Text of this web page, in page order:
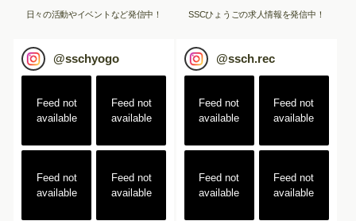
日々の活動やイベントなど発信中！
@sschyogo
Feed not
available
Feed not
available
Feed not
available
Feed not
available
SSCひょうごの求人情報を発信中！
@ssch.rec
Feed not
available
Feed not
available
Feed not
available
Feed not
available